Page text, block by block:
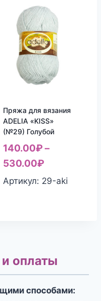
Пряжа для вязания
ADELIA «KISS»
(№29) Голубой
140.00₽–
530.00₽
Артикул: 29-aki
оплаты
способами: